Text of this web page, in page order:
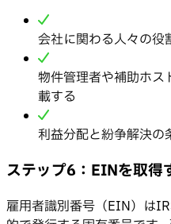
会社に関わる人々の役
物件管理者や補助ホス
載する
利益分配と紛争解決の
ステップ6：EINを取得
雇用者識別番号（EIN）は